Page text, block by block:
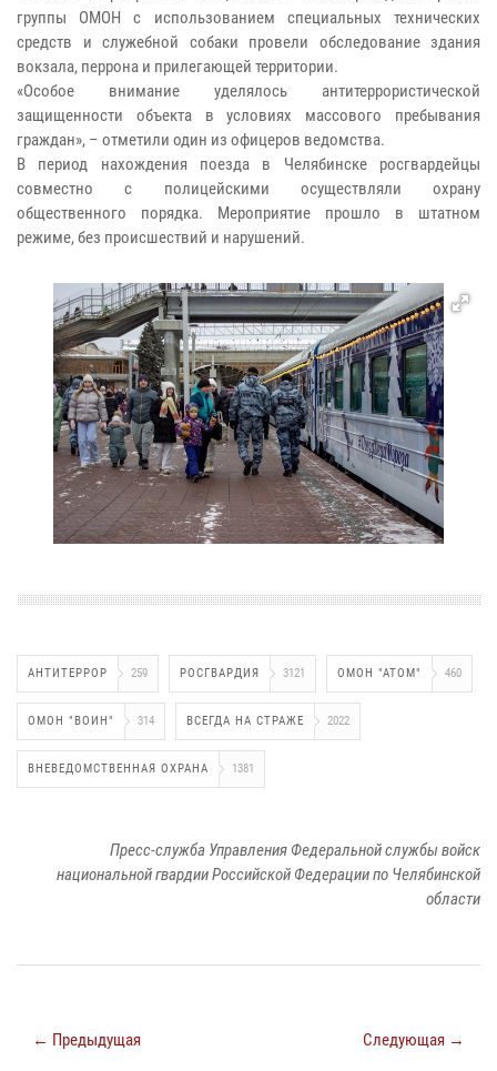
группы ОМОН с использованием специальных технических
средств и служебной собаки провели обследование здания
вокзала, перрона и прилегающей территории.
«Особое внимание уделялось антитеррористической
защищенности объекта в условиях массового пребывания
граждан», – отметили один из офицеров ведомства.
В период нахождения поезда в Челябинске росгвардейцы
совместно с полицейскими осуществляли охрану
общественного порядка. Мероприятие прошло в штатном
режиме, без происшествий и нарушений.
АНТИТЕРРОР 259 РОСГВАРДИЯ 3121 ОМОН "АТОМ" 460
ОМОН "ВОИН" 314 ВСЕГДА НА СТРАЖЕ 2022
ВНЕВЕДОМСТВЕННАЯ ОХРАНА 1381
Пресс-служба Управления Федеральной службы войск
национальной гвардии Российской Федерации по Челябинской
области
← Предыдущая Следующая →